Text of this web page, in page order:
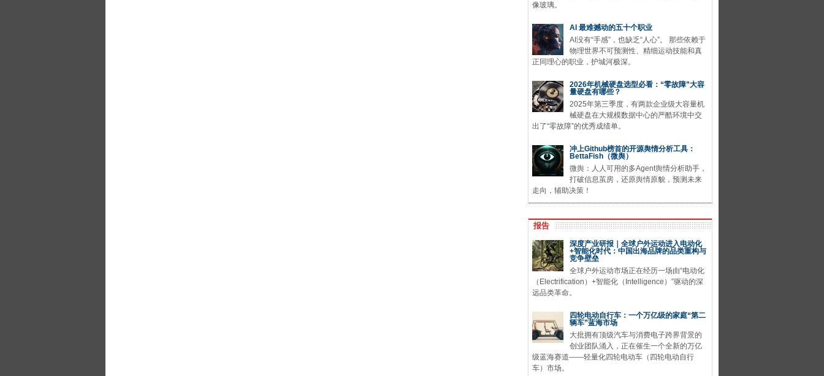
像玻璃。
AI 最难撼动的五十个职业
AI没有“手感”，也缺乏“人心”。 那些依赖于
物理世界不可预测性、精细运动技能和真
正同理心的职业，护城河极深。
2026年机械硬盘选型必看：“零故障”大容
量硬盘有哪些？
2025年第三季度，有两款企业级大容量机
械硬盘在大规模数据中心的严酷环境中交
出了“零故障”的优秀成绩单。
冲上Github榜首的开源舆情分析工具：
BettaFish（微舆）
微舆：人人可用的多Agent舆情分析助手，
打破信息茧房，还原舆情原貌，预测未来
走向，辅助决策！
报告
深度产业研报｜全球户外运动进入电动化
+智能化时代：中国出海品牌的品类重构与
竞争壁垒
全球户外运动市场正在经历一场由“电动化
（Electrification）+智能化（Intelligence）”驱动的深
远品类革命。
四轮电动自行车：一个万亿级的家庭“第二
辆车”蓝海市场
大批拥有顶级汽车与消费电子跨界背景的
创业团队涌入，正在催生一个全新的万亿
级蓝海赛道——轻量化四轮电动车（四轮电动自行
车）市场。